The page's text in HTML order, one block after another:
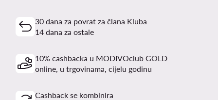
30 dana za povrat za člana Kluba
14 dana za ostale
10% cashbacka u MODIVOclub GOLD
online, u trgovinama, cijelu godinu
Cashback se kombinira